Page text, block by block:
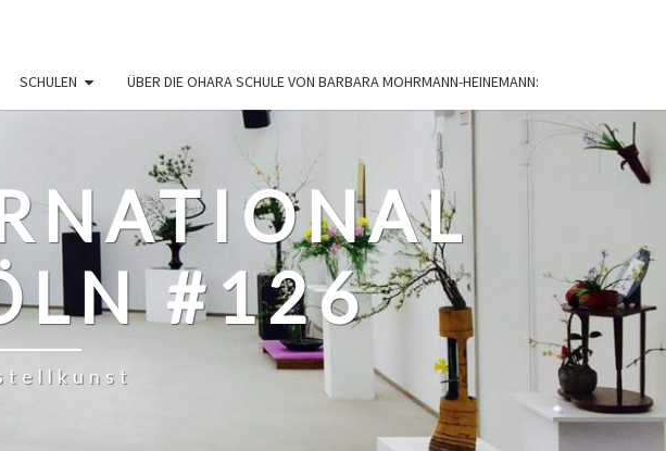
SCHULEN ÜBER DIE OHARA SCHULE VON BARBARA MOHRMANN-HEINEMANN:
#126